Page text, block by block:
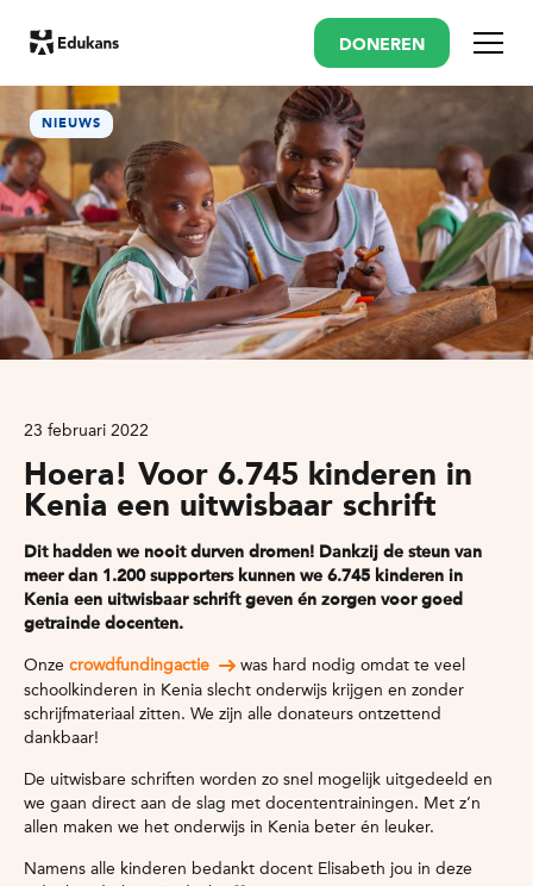
DONEREN Menu
NIEUWS
23 februari 2022
Hoera! Voor 6.745 kinderen in
Kenia een uitwisbaar schrift
Dit hadden we nooit durven dromen! Dankzij de steun van
meer dan 1.200 supporters kunnen we 6.745 kinderen in
Kenia een uitwisbaar schrift geven én zorgen voor goed
getrainde docenten.
Onze crowdfundingactie
was hard nodig omdat te veel
schoolkinderen in Kenia slecht onderwijs krijgen en zonder
schrijfmateriaal zitten. We zijn alle donateurs ontzettend
dankbaar!
De uitwisbare schriften worden zo snel mogelijk uitgedeeld en
we gaan direct aan de slag met docententrainingen. Met z’n
allen maken we het onderwijs in Kenia beter én leuker.
Namens alle kinderen bedankt docent Elisabeth jou in deze